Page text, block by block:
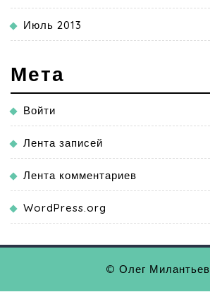
Июль 2013
Мета
Войти
Лента записей
Лента комментариев
WordPress.org
© Олег Милантьев